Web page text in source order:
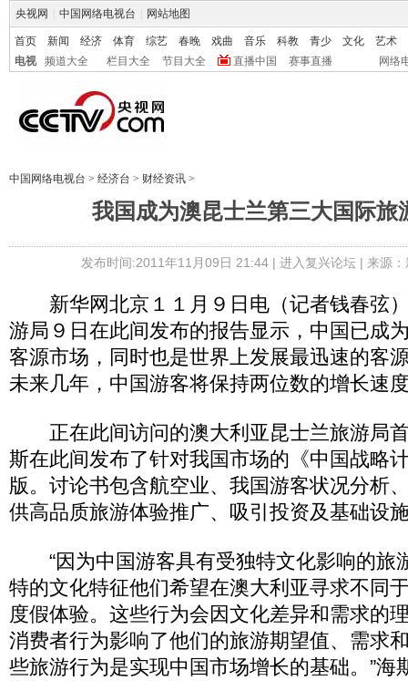
央视网 中国网络电视台 网站地图
首页 新闻 经济 体育 综艺 春晚 戏曲 音乐 科教 青少 文化
艺术
电视
频道大全 栏目大全 节目大全 直播中国 赛事直播 网络
中国网络电视台 > 经济台 > 财经资讯 >
我国成为澳昆士兰第三大国际旅
发布时间:2011年11月09日 21:44 | 进入复兴论坛| 来源
新华网北京１１月９日电（记者钱春弦
游局９日在此间发布的报告显示，中国已成
客源市场，同时也是世界上发展最迅速的客
未来几年，中国游客将保持两位数的增长速
正在此间访问的澳大利亚昆士兰旅游局首
斯在此间发布了针对我国市场的《中国战略
版。讨论书包含航空业、我国游客状况分析
供高品质旅游体验推广、吸引投资及基础设
“因为中国游客具有受独特文化影响的旅
特的文化特征他们希望在澳大利亚寻求不同
度假体验。这些行为会因文化差异和需求的
消费者行为影响了他们的旅游期望值、需求
些旅游行为是实现中国市场增长的基础。”海